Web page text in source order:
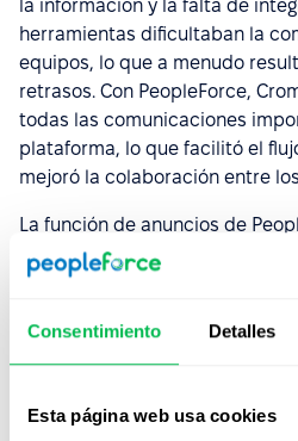
Consentimiento Detalles
Esta página web usa cookies
la información y la falta de
herramientas dificultaban la
equipos, lo que a menudo
retrasos. Con PeopleForce,
todas las comunicaciones
plataforma, lo que facilitó el
mejoró la colaboración entre
La función de anuncios de
particularmente útil para
colaboradores informados
del equipo, sino que también
cultura organizacional más